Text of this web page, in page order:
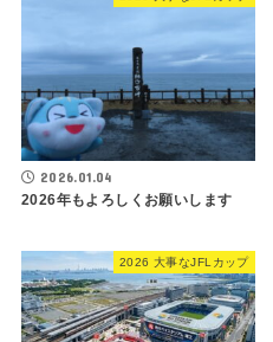
2026.01.04
2026年もよろしくお願いします
2026 大事なJFLカップ